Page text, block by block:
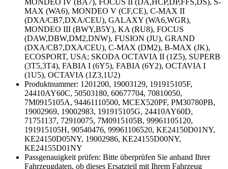
MONDEO IV (BA7), FOCUS II (DA,HCP,DP,FFS,DS), S-
MAX (WA6), MONDEO V (CF,CE), C-MAX II
(DXA/CB7,DXA/CEU), GALAXY (WA6,WGR),
MONDEO III (BWY,B5Y), KA (RU8), FOCUS
(DAW,DBW,DM2,DNW), FUSION (JU), GRAND
(DXA/CB7,DXA/CEU), C-MAX (DM2), B-MAX (JK),
ECOSPORT, USA; SKODA OCTAVIA II (1Z5), SUPERB
(3T5,3T4), FABIA I (6Y5), FABIA (6Y2), OCTAVIA I
(1U5), OCTAVIA (1Z3,1U2)
Produktnummer: 1201200, 19003129, 191915105F,
24410AY60C, 50503180, 60677704, 70810050,
7M0915105A, 94461110500, MCEX520PF, PM30780PB,
19002969, 19002983, 191915105G, 24410AY60D,
71751137, 72910075, 7M0915105B, 99961105120,
191915105H, 90540476, 99961106520, KE24150D01NY,
KE24150D05NY, 19002986, KE24155D00NY,
KE24155D01NY
Passgenauigkeit prüfen: Bitte überprüfen Sie anhand Ihrer
Fahrzeugdaten, ob dieses Ersatzteil mit Ihrem Fahrzeug